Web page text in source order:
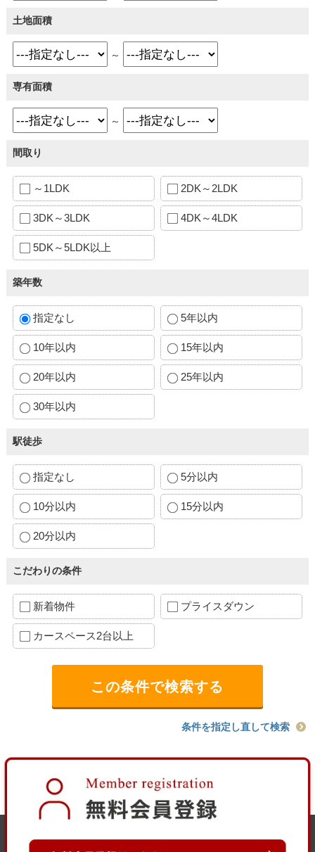
土地面積
～
専有面積
～
間取り
～1LDK 2DK～2LDK
3DK～3LDK 4DK～4LDK
5DK～5LDK以上
築年数
指定なし 5年以内
10年以内 15年以内
20年以内 25年以内
30年以内
駅徒歩
指定なし 5分以内
10分以内 15分以内
20分以内
こだわりの条件
新着物件 プライスダウン
カースペース2台以上
条件を指定し直して検索